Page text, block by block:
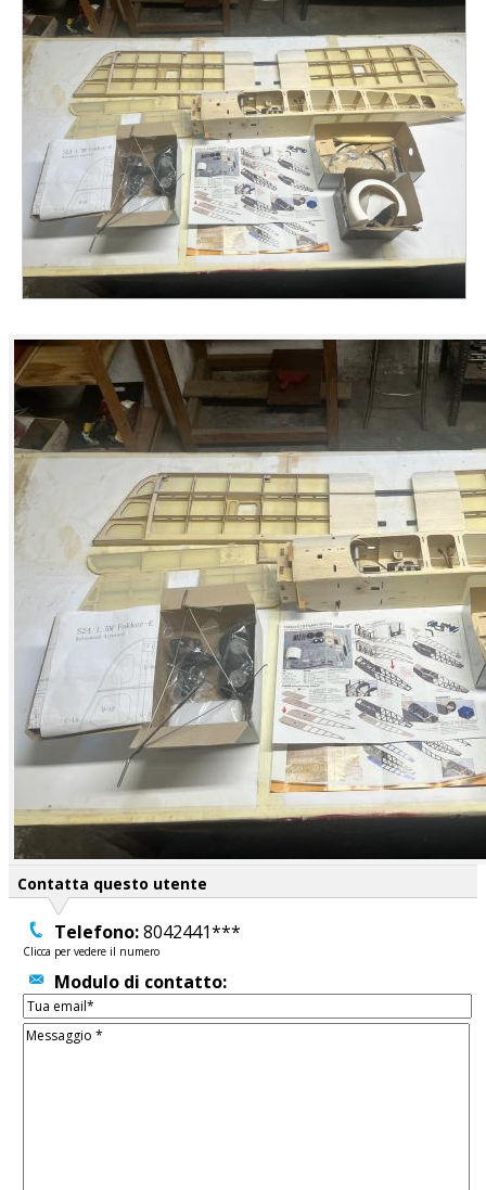
Contatta questo utente
Telefono:8042441***
Clicca per vedere il numero
Modulo di contatto: